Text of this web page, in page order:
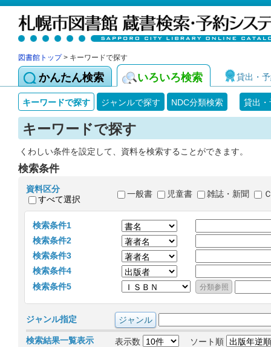
図書館トップ> キーワードで探す
かんたん検索 いろいろ検索 貸出・
キーワードで探す ジャンルで探す NDC分類検索 貸出
キーワードで探す
くわしい条件を設定して、資料を検索することができます。
検索条件
資料区分
すべて選択
一般書 児童書 雑誌・新聞
検索条件1
検索条件2
検索条件3
検索条件4
検索条件5
ジャンル指定
検索結果一覧表示 表示数 ソート順